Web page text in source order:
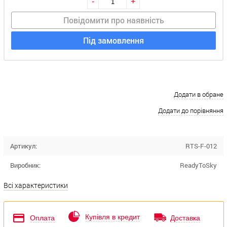
Повідомити про наявність
Під замовлення
Додати в обране
Додати до порівняння
Артикул: RTS-F-012
Виробник: ReadyToSky
Всі характеристики
Оплата Купівля в кредит Доставка